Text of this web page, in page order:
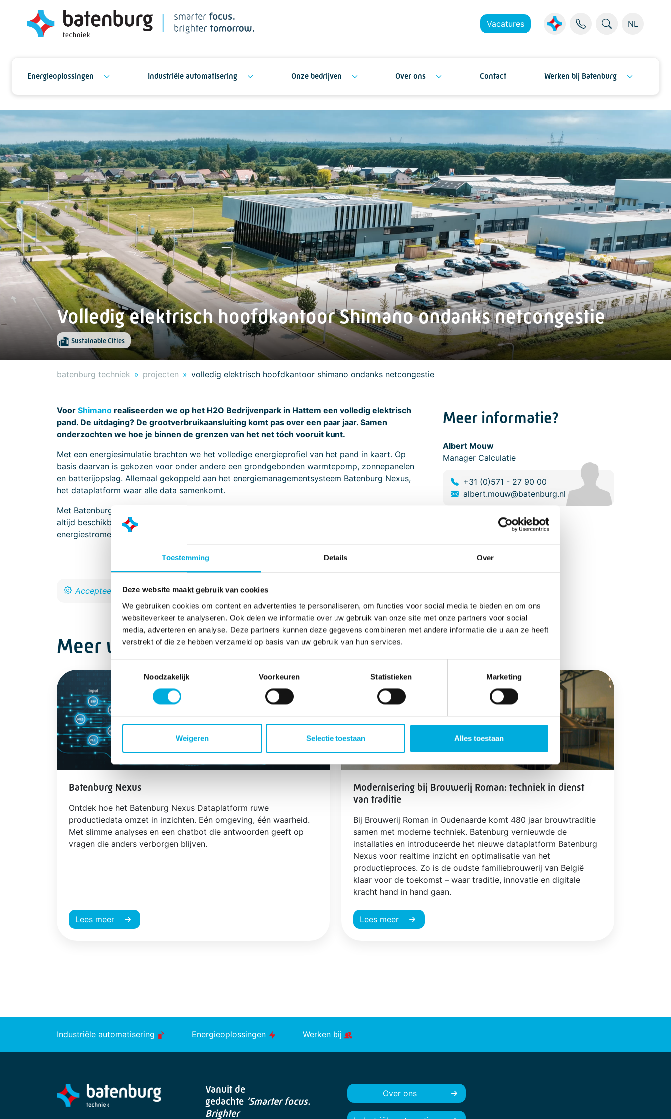
Toestemming Details Over
Deze website maakt gebruik van cookies
We gebruiken cookies om content en advertenties te personaliseren, om functies voor social media te bieden en om ons
websiteverkeer te analyseren. Ook delen we informatie over uw gebruik van onze site met onze partners voor social
media, adverteren en analyse. Deze partners kunnen deze gegevens combineren met andere informatie die u aan ze heeft
verstrekt of die ze hebben verzameld op basis van uw gebruik van hun services.
Noodzakelijk
Voorkeuren Statistieken Marketing
Weigeren Selectie toestaan Alles toestaan
Vacatures NL
Energieoplossingen Industriële automatisering Onze bedrijven Over ons Contact Werken bij Batenburg
Volledig elektrisch hoofdkantoor Shimano ondanks netcongestie
Sustainable Cities
batenburg techniek projecten volledig elektrisch hoofdkantoor shimano ondanks netcongestie
Voor Shimanorealiseerden we op het H2O Bedrijvenpark in Hattem een volledig elektrisch
pand. De uitdaging? De grootverbruikaansluiting komt pas over een paar jaar. Samen
onderzochten we hoe je binnen de grenzen van het net tóch vooruit kunt.
Met een energiesimulatie brachten we het volledige energieprofiel van het pand in kaart. Op
basis daarvan is gekozen voor onder andere een grondgebonden warmtepomp, zonnepanelen
en batterijopslag. Allemaal gekoppeld aan het energiemanagementsysteem Batenburg Nexus,
het dataplatform waar alle data samenkomt.
Met Batenburg Nexus heeft Shimano continu inzicht en zorgt slimme sturing dat de energie
altijd beschikbaar is wanneer nodig. Hierdoor omzeilen ze netcongestie, is er meer grip op
energiestromen én is het pand voorbereid op de toekomst.
Meer informatie?
Albert Mouw
Manager Calculatie
+31 (0)571 - 27 90 00
albert.mouw@batenburg.nl
Meer weten over Batenburg Nexus?
Batenburg Nexus
Ontdek hoe het Batenburg Nexus Dataplatform ruwe
productiedata omzet in inzichten. Eén omgeving, één waarheid.
Met slimme analyses en een chatbot die antwoorden geeft op
vragen die anders verborgen blijven.
Lees meer
Modernisering bij Brouwerij Roman: techniek in dienst
van traditie
Bij Brouwerij Roman in Oudenaarde komt 480 jaar brouwtraditie
samen met moderne techniek. Batenburg vernieuwde de
installaties en introduceerde het nieuwe dataplatform Batenburg
Nexus voor realtime inzicht en optimalisatie van het
productieproces. Zo is de oudste familiebrouwerij van België
klaar voor de toekomst – waar traditie, innovatie en digitale
kracht hand in hand gaan.
Lees meer
Industriële automatisering Energieoplossingen Werken bij
Vanuit de
gedachte ‘Smarter focus.
Brighter
Over ons